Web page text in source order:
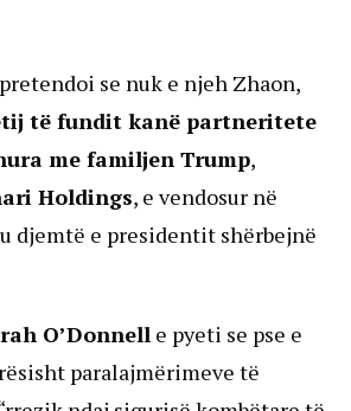
se nuk e njeh Zhaon,
të fundit kanë partneritete
me familjen Trump,
Holdings, e vendosur në
djemtë e presidentit shërbejnë
O’Donnell e pyeti se pse e
paralajmërimeve të